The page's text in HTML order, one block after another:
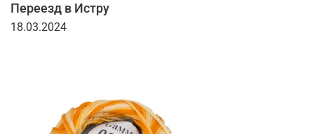
Переезд в Истру
18.03.2024